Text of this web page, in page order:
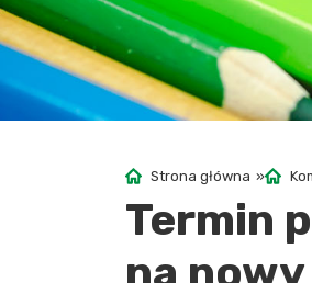
Strona główna »
Termin
na